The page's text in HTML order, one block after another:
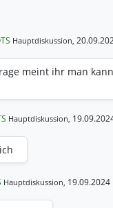
Hauptdiskussion,
meint ihr man
Hauptdiskussion,
Hauptdiskussion,